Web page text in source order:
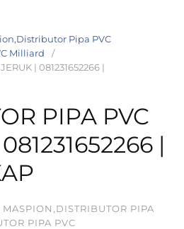
Pipa PVC
Milliard
| 081231652266 |
PIPA PVC
|
PIPA
PIPA PVC